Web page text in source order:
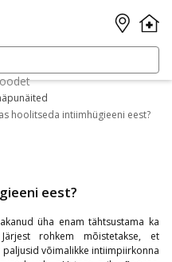
hoolitseda intiimhügieeni eest?
eest?
üha enam tähtsustama ka
rohkem mõistetakse, et
võimalikke intiimpiirkonna